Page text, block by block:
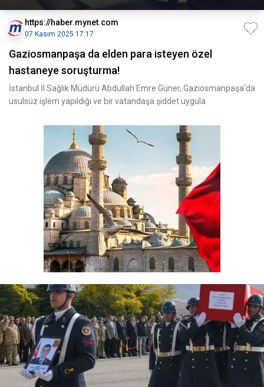
https://haber.mynet.com
07 Kasım 2025 17:17
Gaziosmanpaşa da elden para isteyen özel
hastaneye soruşturma!
İstanbul İl Sağlık Müdürü Abdullah Emre Güner, Gaziosmanpaşa'da
usulsüz işlem yapıldığı ve bir vatandaşa şiddet uygula